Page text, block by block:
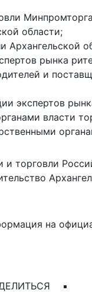
области;
Архангельской
рынка
и
экспертов
власти
торговли
на